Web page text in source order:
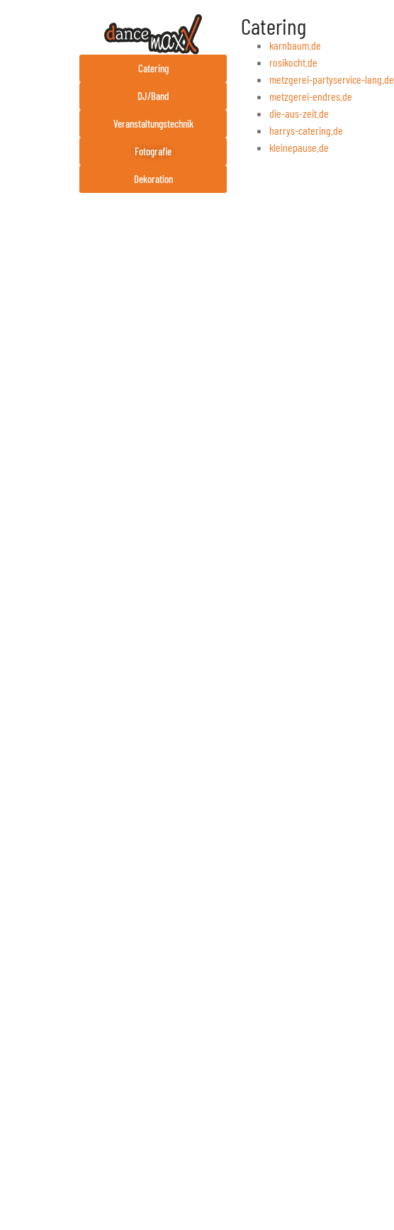
Catering
DJ/Band
Veranstaltungstechnik
Fotografie
Dekoration
Catering
karnbaum.de
rosikocht.de
metzgerei-partyservice-lang.de
metzgerei-endres.de
die-aus-zeit.de
harrys-catering.de
kleinepause.de